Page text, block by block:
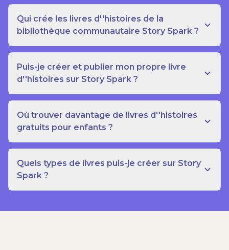
Qui crée les livres d''histoires de la
bibliothèque communautaire Story Spark ?
Puis-je créer et publier mon propre livre
d''histoires sur Story Spark ?
Où trouver davantage de livres d''histoires
gratuits pour enfants ?
Quels types de livres puis-je créer sur Story
Spark ?